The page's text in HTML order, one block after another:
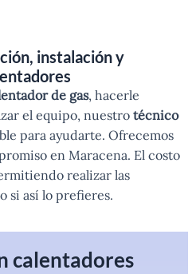
instalación y
de gas, hacerle
el equipo, nuestro técnico
para ayudarte. Ofrecemos
en Maracena. El costo
realizar las
si así lo prefieres.
calentadores